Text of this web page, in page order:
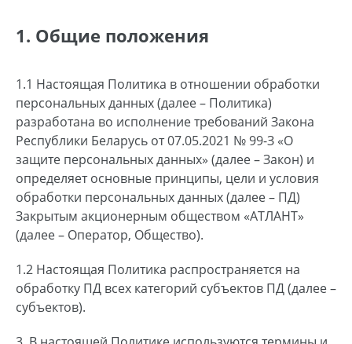
1. Общие положения
1.1 Настоящая Политика в отношении обработки
персональных данных (далее – Политика)
разработана во исполнение требований Закона
Республики Беларусь от 07.05.2021 № 99-З «О
защите персональных данных» (далее – Закон) и
определяет основные принципы, цели и условия
обработки персональных данных (далее – ПД)
Закрытым акционерным обществом «АТЛАНТ»
(далее – Оператор, Общество).
1.2 Настоящая Политика распространяется на
обработку ПД всех категорий субъектов ПД (далее –
субъектов).